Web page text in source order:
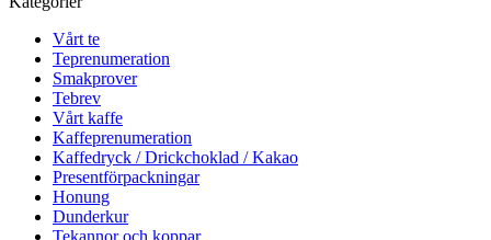
Vårt te
Teprenumeration
Smakprover
Tebrev
Vårt kaffe
Kaffeprenumeration
Kaffedryck / Drickchoklad / Kakao
Presentförpackningar
Honung
Dunderkur